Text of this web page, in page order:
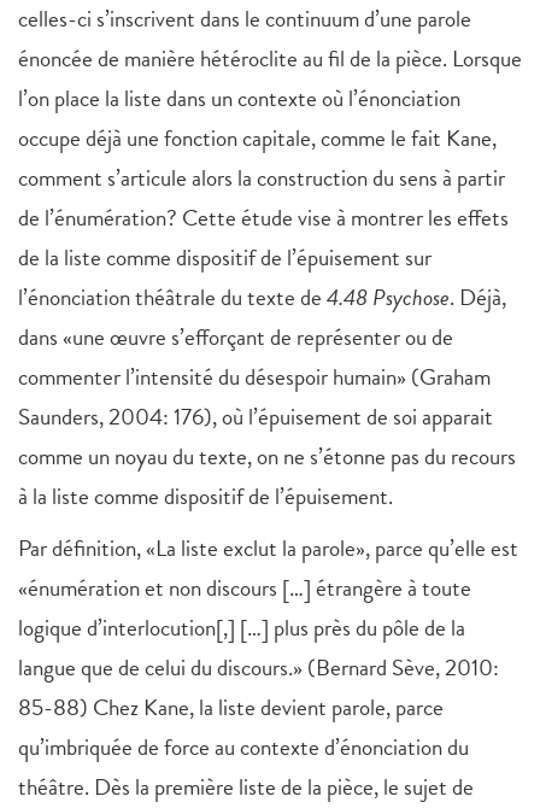
celles-ci s’inscrivent dans le continuum d’une parole
énoncée de manière hétéroclite au fil de la pièce. Lorsque
l’on place la liste dans un contexte où l’énonciation
occupe déjà une fonction capitale, comme le fait Kane,
comment s’articule alors la construction du sens à partir
de l’énumération? Cette étude vise à montrer les effets
de la liste comme dispositif de l’épuisement sur
l’énonciation théâtrale du texte de4.48 Psychose. Déjà,
dans «une œuvre s’efforçant de représenter ou de
commenter l’intensité du désespoir humain» (Graham
Saunders, 2004: 176), où l’épuisement de soi apparait
comme un noyau du texte, on ne s’étonne pas du recours
à la liste comme dispositif de l’épuisement.
Par définition, «La liste exclut la parole», parce qu’elle est
«énumération et non discours […] étrangère à toute
logique d’interlocution[,] […] plus près du pôle de la
langue que de celui du discours.» (Bernard Sève, 2010:
85-88) Chez Kane, la liste devient parole, parce
qu’imbriquée de force au contexte d’énonciation du
théâtre. Dès la première liste de la pièce, le sujet de